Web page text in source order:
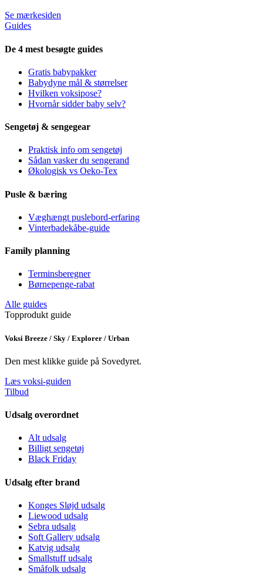
Se mærkesiden
Guides
De 4 mest besøgte guides
Gratis babypakker
Babydyne mål & størrelser
Hvilken voksipose?
Hvornår sidder baby selv?
Sengetøj & sengegear
Praktisk info om sengetøj
Sådan vasker du sengerand
Økologisk vs Oeko-Tex
Pusle & bæring
Væghængt puslebord-erfaring
Vinterbadekåbe-guide
Family planning
Terminsberegner
Børnepenge-rabat
Alle guides
Topprodukt guide
Voksi Breeze / Sky / Explorer / Urban
Den mest klikke guide på Sovedyret.
Læs voksi-guiden
Tilbud
Udsalg overordnet
Alt udsalg
Billigt sengetøj
Black Friday
Udsalg efter brand
Konges Sløjd udsalg
Liewood udsalg
Sebra udsalg
Soft Gallery udsalg
Katvig udsalg
Smallstuff udsalg
Småfolk udsalg